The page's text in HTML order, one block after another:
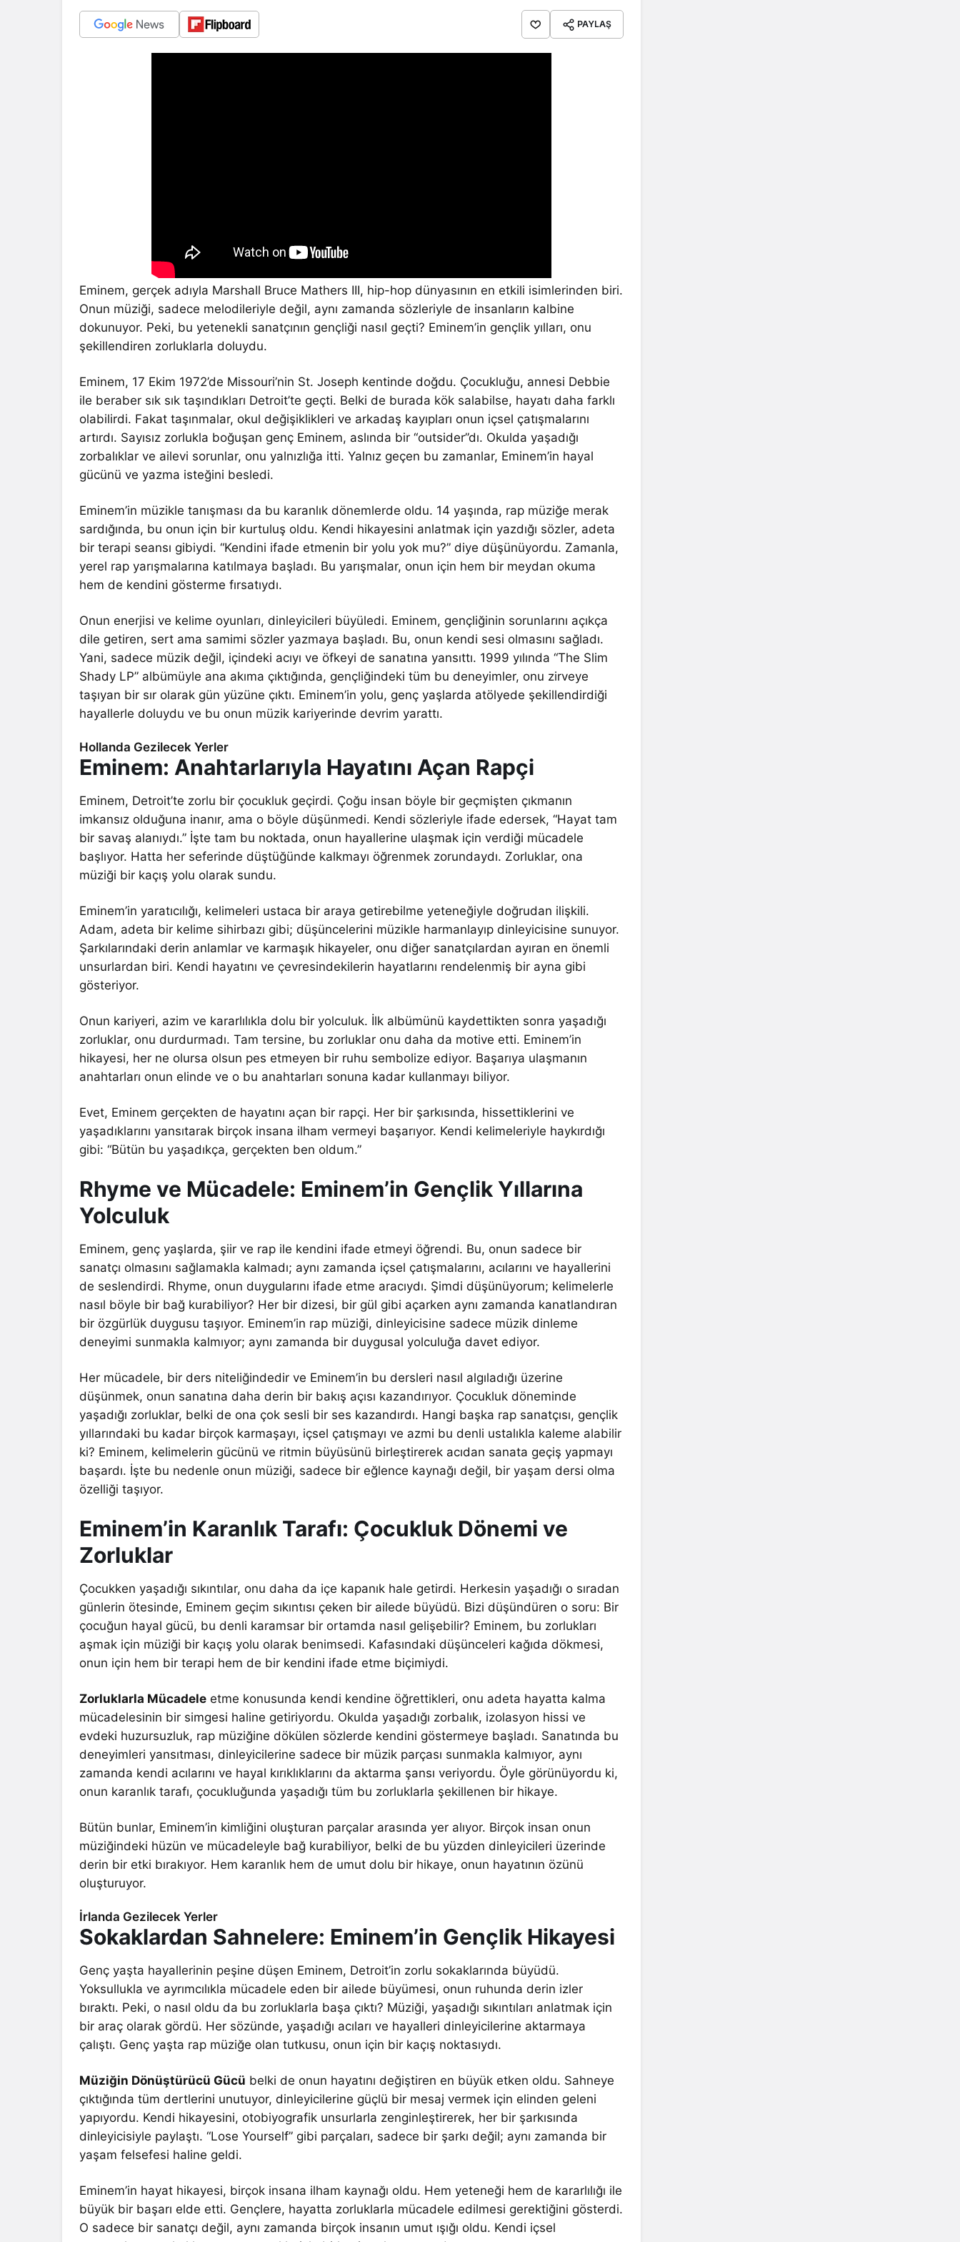
PAYLAŞ
Eminem, gerçek adıyla Marshall Bruce Mathers III, hip-hop dünyasının en etkili isimlerinden biri.
Onun müziği, sadece melodileriyle değil, aynı zamanda sözleriyle de insanların kalbine
dokunuyor. Peki, bu yetenekli sanatçının gençliği nasıl geçti? Eminem’in gençlik yılları, onu
şekillendiren zorluklarla doluydu.
Eminem, 17 Ekim 1972’de Missouri’nin St. Joseph kentinde doğdu. Çocukluğu, annesi Debbie
ile beraber sık sık taşındıkları Detroit’te geçti. Belki de burada kök salabilse, hayatı daha farklı
olabilirdi. Fakat taşınmalar, okul değişiklikleri ve arkadaş kayıpları onun içsel çatışmalarını
artırdı. Sayısız zorlukla boğuşan genç Eminem, aslında bir “outsider”dı. Okulda yaşadığı
zorbalıklar ve ailevi sorunlar, onu yalnızlığa itti. Yalnız geçen bu zamanlar, Eminem’in hayal
gücünü ve yazma isteğini besledi.
Eminem’in müzikle tanışması da bu karanlık dönemlerde oldu. 14 yaşında, rap müziğe merak
sardığında, bu onun için bir kurtuluş oldu. Kendi hikayesini anlatmak için yazdığı sözler, adeta
bir terapi seansı gibiydi. “Kendini ifade etmenin bir yolu yok mu?” diye düşünüyordu. Zamanla,
yerel rap yarışmalarına katılmaya başladı. Bu yarışmalar, onun için hem bir meydan okuma
hem de kendini gösterme fırsatıydı.
Onun enerjisi ve kelime oyunları, dinleyicileri büyüledi. Eminem, gençliğinin sorunlarını açıkça
dile getiren, sert ama samimi sözler yazmaya başladı. Bu, onun kendi sesi olmasını sağladı.
Yani, sadece müzik değil, içindeki acıyı ve öfkeyi de sanatına yansıttı. 1999 yılında “The Slim
Shady LP” albümüyle ana akıma çıktığında, gençliğindeki tüm bu deneyimler, onu zirveye
taşıyan bir sır olarak gün yüzüne çıktı. Eminem’in yolu, genç yaşlarda atölyede şekillendirdiği
hayallerle doluydu ve bu onun müzik kariyerinde devrim yarattı.
Hollanda Gezilecek Yerler
Eminem: Anahtarlarıyla Hayatını Açan Rapçi
Eminem, Detroit’te zorlu bir çocukluk geçirdi. Çoğu insan böyle bir geçmişten çıkmanın
imkansız olduğuna inanır, ama o böyle düşünmedi. Kendi sözleriyle ifade edersek, “Hayat tam
bir savaş alanıydı.” İşte tam bu noktada, onun hayallerine ulaşmak için verdiği mücadele
başlıyor. Hatta her seferinde düştüğünde kalkmayı öğrenmek zorundaydı. Zorluklar, ona
müziği bir kaçış yolu olarak sundu.
Eminem’in yaratıcılığı, kelimeleri ustaca bir araya getirebilme yeteneğiyle doğrudan ilişkili.
Adam, adeta bir kelime sihirbazı gibi; düşüncelerini müzikle harmanlayıp dinleyicisine sunuyor.
Şarkılarındaki derin anlamlar ve karmaşık hikayeler, onu diğer sanatçılardan ayıran en önemli
unsurlardan biri. Kendi hayatını ve çevresindekilerin hayatlarını rendelenmiş bir ayna gibi
gösteriyor.
Onun kariyeri, azim ve kararlılıkla dolu bir yolculuk. İlk albümünü kaydettikten sonra yaşadığı
zorluklar, onu durdurmadı. Tam tersine, bu zorluklar onu daha da motive etti. Eminem’in
hikayesi, her ne olursa olsun pes etmeyen bir ruhu sembolize ediyor. Başarıya ulaşmanın
anahtarları onun elinde ve o bu anahtarları sonuna kadar kullanmayı biliyor.
Evet, Eminem gerçekten de hayatını açan bir rapçi. Her bir şarkısında, hissettiklerini ve
yaşadıklarını yansıtarak birçok insana ilham vermeyi başarıyor. Kendi kelimeleriyle haykırdığı
gibi: “Bütün bu yaşadıkça, gerçekten ben oldum.”
Rhyme ve Mücadele: Eminem’in Gençlik Yıllarına
Yolculuk
Eminem, genç yaşlarda, şiir ve rap ile kendini ifade etmeyi öğrendi. Bu, onun sadece bir
sanatçı olmasını sağlamakla kalmadı; aynı zamanda içsel çatışmalarını, acılarını ve hayallerini
de seslendirdi. Rhyme, onun duygularını ifade etme aracıydı. Şimdi düşünüyorum; kelimelerle
nasıl böyle bir bağ kurabiliyor? Her bir dizesi, bir gül gibi açarken aynı zamanda kanatlandıran
bir özgürlük duygusu taşıyor. Eminem’in rap müziği, dinleyicisine sadece müzik dinleme
deneyimi sunmakla kalmıyor; aynı zamanda bir duygusal yolculuğa davet ediyor.
Her mücadele, bir ders niteliğindedir ve Eminem’in bu dersleri nasıl algıladığı üzerine
düşünmek, onun sanatına daha derin bir bakış açısı kazandırıyor. Çocukluk döneminde
yaşadığı zorluklar, belki de ona çok sesli bir ses kazandırdı. Hangi başka rap sanatçısı, gençlik
yıllarındaki bu kadar birçok karmaşayı, içsel çatışmayı ve azmi bu denli ustalıkla kaleme alabilir
ki? Eminem, kelimelerin gücünü ve ritmin büyüsünü birleştirerek acıdan sanata geçiş yapmayı
başardı. İşte bu nedenle onun müziği, sadece bir eğlence kaynağı değil, bir yaşam dersi olma
özelliği taşıyor.
Eminem’in Karanlık Tarafı: Çocukluk Dönemi ve
Zorluklar
Çocukken yaşadığı sıkıntılar, onu daha da içe kapanık hale getirdi. Herkesin yaşadığı o sıradan
günlerin ötesinde, Eminem geçim sıkıntısı çeken bir ailede büyüdü. Bizi düşündüren o soru: Bir
çocuğun hayal gücü, bu denli karamsar bir ortamda nasıl gelişebilir? Eminem, bu zorlukları
aşmak için müziği bir kaçış yolu olarak benimsedi. Kafasındaki düşünceleri kağıda dökmesi,
onun için hem bir terapi hem de bir kendini ifade etme biçimiydi.
Zorluklarla Mücadele etme konusunda kendi kendine öğrettikleri, onu adeta hayatta kalma
mücadelesinin bir simgesi haline getiriyordu. Okulda yaşadığı zorbalık, izolasyon hissi ve
evdeki huzursuzluk, rap müziğine dökülen sözlerde kendini göstermeye başladı. Sanatında bu
deneyimleri yansıtması, dinleyicilerine sadece bir müzik parçası sunmakla kalmıyor, aynı
zamanda kendi acılarını ve hayal kırıklıklarını da aktarma şansı veriyordu. Öyle görünüyordu ki,
onun karanlık tarafı, çocukluğunda yaşadığı tüm bu zorluklarla şekillenen bir hikaye.
Bütün bunlar, Eminem’in kimliğini oluşturan parçalar arasında yer alıyor. Birçok insan onun
müziğindeki hüzün ve mücadeleyle bağ kurabiliyor, belki de bu yüzden dinleyicileri üzerinde
derin bir etki bırakıyor. Hem karanlık hem de umut dolu bir hikaye, onun hayatının özünü
oluşturuyor.
İrlanda Gezilecek Yerler
Sokaklardan Sahnelere: Eminem’in Gençlik Hikayesi
Genç yaşta hayallerinin peşine düşen Eminem, Detroit’in zorlu sokaklarında büyüdü.
Yoksullukla ve ayrımcılıkla mücadele eden bir ailede büyümesi, onun ruhunda derin izler
bıraktı. Peki, o nasıl oldu da bu zorluklarla başa çıktı? Müziği, yaşadığı sıkıntıları anlatmak için
bir araç olarak gördü. Her sözünde, yaşadığı acıları ve hayalleri dinleyicilerine aktarmaya
çalıştı. Genç yaşta rap müziğe olan tutkusu, onun için bir kaçış noktasıydı.
Müziğin Dönüştürücü Gücü belki de onun hayatını değiştiren en büyük etken oldu. Sahneye
çıktığında tüm dertlerini unutuyor, dinleyicilerine güçlü bir mesaj vermek için elinden geleni
yapıyordu. Kendi hikayesini, otobiyografik unsurlarla zenginleştirerek, her bir şarkısında
dinleyicisiyle paylaştı. “Lose Yourself” gibi parçaları, sadece bir şarkı değil; aynı zamanda bir
yaşam felsefesi haline geldi.
Eminem’in hayat hikayesi, birçok insana ilham kaynağı oldu. Hem yeteneği hem de kararlılığı ile
büyük bir başarı elde etti. Gençlere, hayatta zorluklarla mücadele edilmesi gerektiğini gösterdi.
O sadece bir sanatçı değil, aynı zamanda birçok insanın umut ışığı oldu. Kendi içsel